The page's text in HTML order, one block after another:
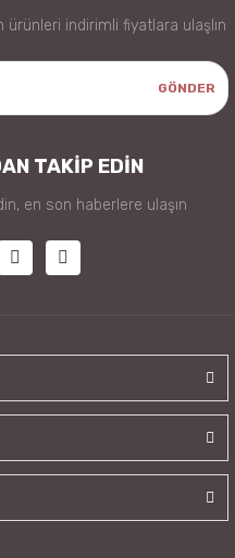
ürünleri indirimli fiyatlara ulaşlın
GÖNDER
TAKİP EDİN
en son haberlere ulaşın